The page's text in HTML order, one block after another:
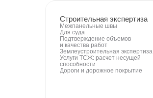
Строительная экспертиза
Межпанельные швы
Для суда
Подтверждение объемов
и качества работ
Землеустроительная экспертиза
Услуги ТСЖ: расчет несущей
способности
Дороги и дорожное покрытие